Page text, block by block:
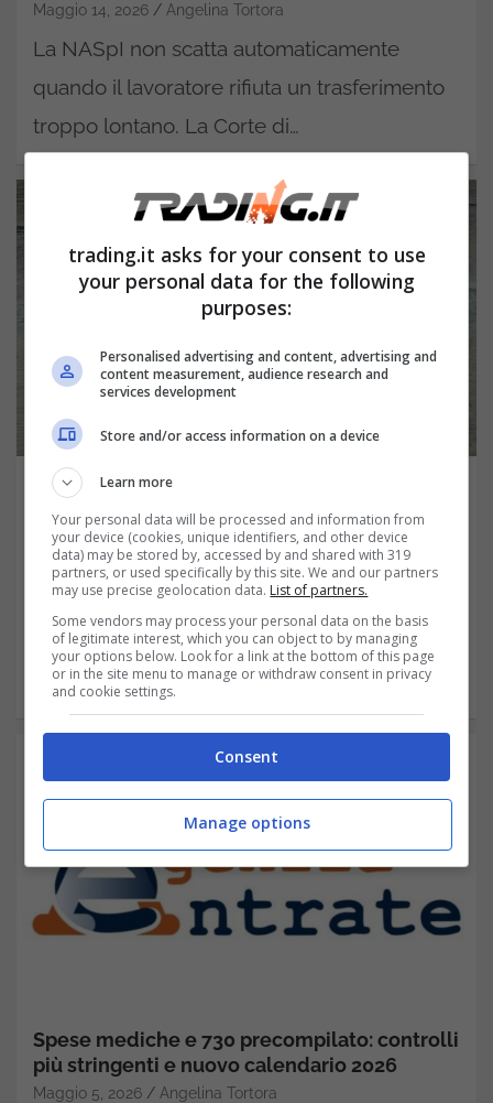
Maggio 14, 2026 Angelina Tortora
La NASpI non scatta automaticamente
quando il lavoratore rifiuta un trasferimento
troppo lontano. La Corte di…
Pensione più vicina senza bollettini cartacei:
cosa cambia davvero per i contributi INPS da
maggio 2026
Maggio 9, 2026 Angelina Tortora
Dal 6 maggio 2026 l’INPS elimina
definitivamente i bollettini cartacei per i
contributi e sposta tutto…
Spese mediche e 730 precompilato: controlli
più stringenti e nuovo calendario 2026
Maggio 5, 2026 Angelina Tortora
trading.it asks for your consent to use
your personal data for the following
purposes:
Personalised advertising and content, advertising and
content measurement, audience research and
services development
Store and/or access information on a device
Learn more
Your personal data will be processed and information from
your device (cookies, unique identifiers, and other device
data) may be stored by, accessed by and shared with 319
partners, or used specifically by this site. We and our partners
may use precise geolocation data. List of partners.
Some vendors may process your personal data on the basis
of legitimate interest, which you can object to by managing
your options below. Look for a link at the bottom of this page
or in the site menu to manage or withdraw consent in privacy
and cookie settings.
Consent
Manage options